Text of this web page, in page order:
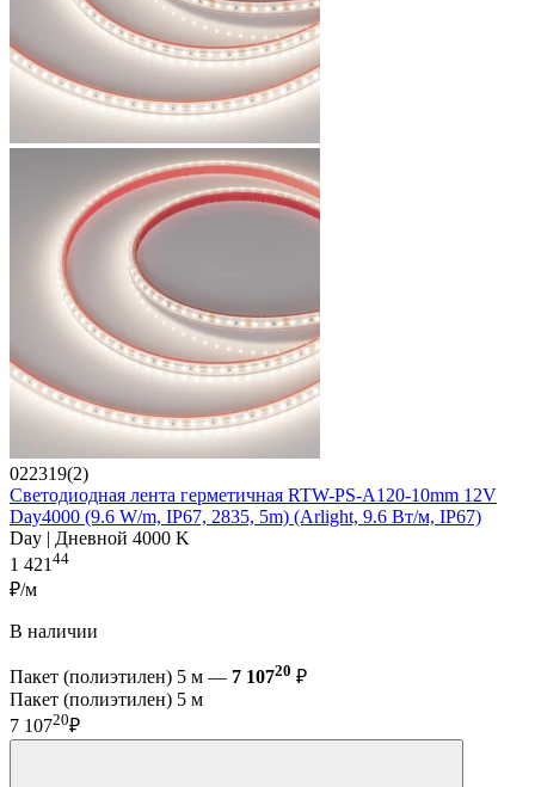
022319(2)
Светодиодная лента герметичная RTW-PS-A120-10mm 12V
Day4000 (9.6 W/m, IP67, 2835, 5m) (Arlight, 9.6 Вт/м, IP67)
Day | Дневной 4000 K
1 421 44
₽/м
В наличии
Пакет (полиэтилен) 5 м — 7 10720 ₽
Пакет (полиэтилен) 5 м
7 10720₽